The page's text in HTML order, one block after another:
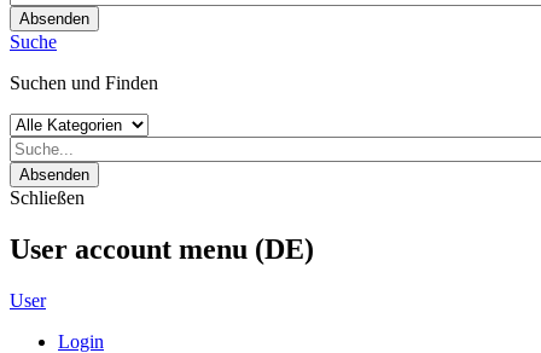
Absenden
Suche
Suchen und Finden
Absenden
Schließen
User account menu (DE)
User
Login